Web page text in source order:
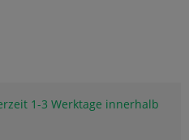
1-3 Werktage innerhalb